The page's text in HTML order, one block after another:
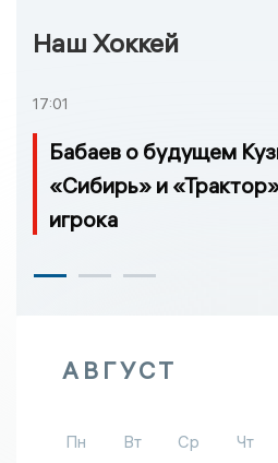
Наш Хоккей
17:01
Бабаев о будущем
«Сибирь» и
игрока
АВГУСТ
Пн Вт Ср Чт